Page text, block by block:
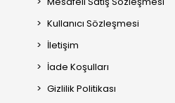
Kullanıcı Sözleşmesi
İletişim
İade Koşulları
Gizlilik Politikası